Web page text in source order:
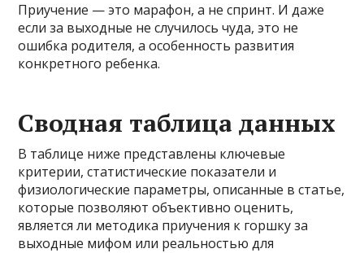
Приучение — это марафон, а не спринт. И даже
если за выходные не случилось чуда, это не
ошибка родителя, а особенность развития
конкретного ребенка.
Сводная таблица данных
В таблице ниже представлены ключевые
критерии, статистические показатели и
физиологические параметры, описанные в статье,
которые позволяют объективно оценить,
является ли методика приучения к горшку за
выходные мифом или реальностью для